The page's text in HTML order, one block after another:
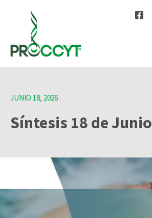
JUNIO 18, 2026
Síntesis 18 de Junio